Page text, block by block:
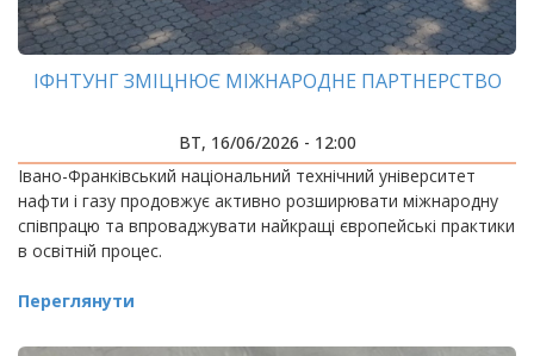
ІФНТУНГ ЗМІЦНЮЄ МІЖНАРОДНЕ ПАРТНЕРСТВО
ВТ, 16/06/2026 - 12:00
Івано-Франківський національний технічний університет
нафти і газу продовжує активно розширювати міжнародну
співпрацю та впроваджувати найкращі європейські практики
в освітній процес.
Переглянути